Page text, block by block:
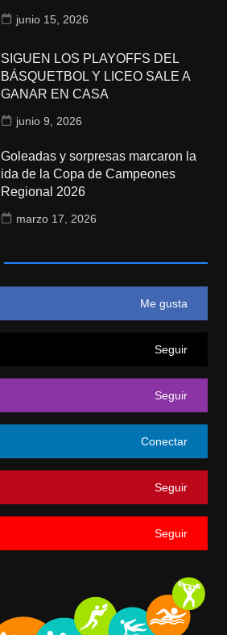
junio 15, 2026
SIGUEN LOS PLAYOFFS DEL
BÁSQUETBOL Y LICEO SALE A
GANAR EN CASA
junio 9, 2026
Goleadas y sorpresas marcaron la
ida de la Copa de Campeones
Regional 2026
marzo 17, 2026
Me gusta
Seguir
Seguir
Conectar
Seguir
Seguir